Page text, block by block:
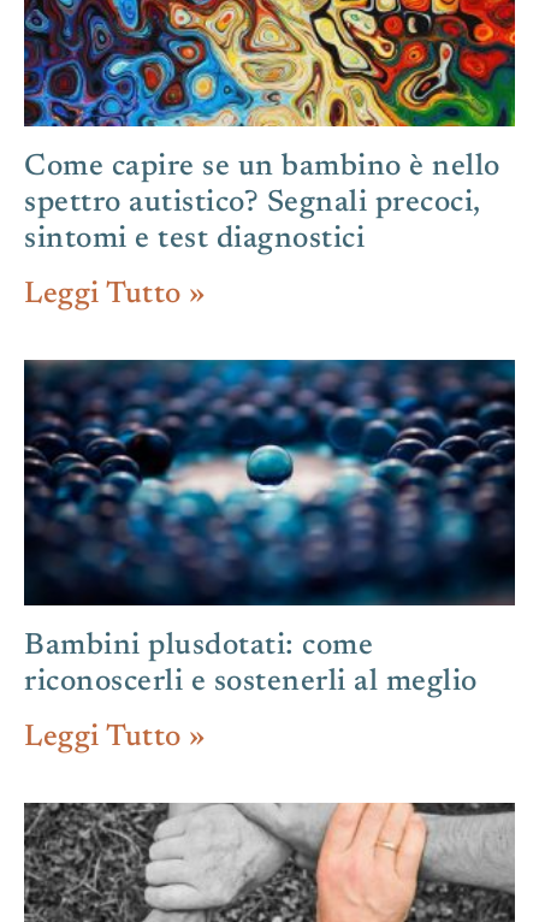
Come capire se un bambino è nello
spettro autistico? Segnali precoci,
sintomi e test diagnostici
Leggi Tutto »
Bambini plusdotati: come
riconoscerli e sostenerli al meglio
Leggi Tutto »